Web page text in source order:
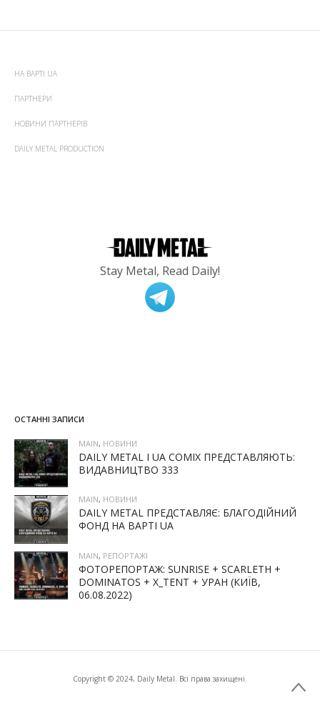
НА ВАРТІ UA
ПАРТНЕРИ
НОВИНИ ПАРТНЕРІВ
DAILY METAL PRODUCTION
Stay Metal, Read Daily!
ОСТАННІ ЗАПИСИ
MAIN, НОВИНИ
DAILY METAL І UA COMIX ПРЕДСТАВЛЯЮТЬ:
ВИДАВНИЦТВО 333
MAIN, НОВИНИ
DAILY METAL ПРЕДСТАВЛЯЄ: БЛАГОДІЙНИЙ
ФОНД НА ВАРТІ UA
MAIN, РЕПОРТАЖІ
ФОТОРЕПОРТАЖ: SUNRISE + SCARLETH +
DOMINATOS + X_TENT + УРАН (КИЇВ,
06.08.2022)
Copyright © 2024, Daily Metal. Всі права захищені.